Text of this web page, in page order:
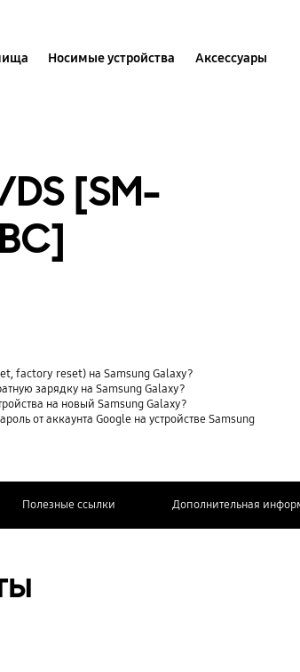
Носимые устройства Аксессуары
DS [SM-
factory reset) на Samsung Galaxy?
зарядку на Samsung Galaxy?
на новый Samsung Galaxy?
от аккаунта Google на устройстве Samsung
Полезные ссылки Дополнительная